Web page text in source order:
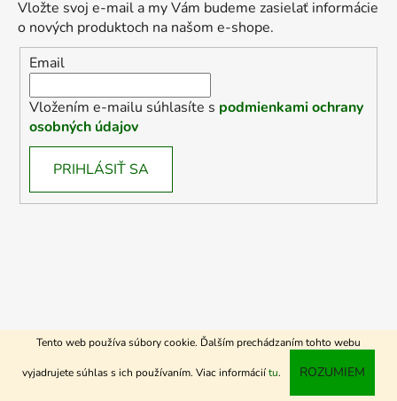
Tento web používa súbory cookie. Ďalším prechádzaním tohto webu
vyjadrujete súhlas s ich používaním. Viac informáciítu. ROZUMIEM
Vložte svoj e-mail a my Vám budeme zasielať informácie
o nových produktoch na našom e-shope.
Email
Vložením e-mailu súhlasíte s podmienkami ochrany
osobných údajov
PRIHLÁSIŤ SA